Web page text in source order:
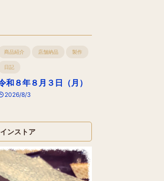
商品紹介 店舗納品 製作
日記
和８年８月３日（月）
2026/8/3
ンストア